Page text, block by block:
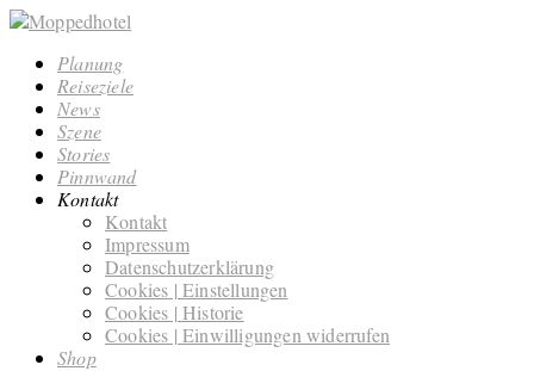
Planung
Reiseziele
News
Szene
Stories
Pinnwand
Kontakt
Kontakt
Impressum
Datenschutzerklärung
Cookies | Einstellungen
Cookies | Historie
Cookies | Einwilligungen widerrufen
Shop